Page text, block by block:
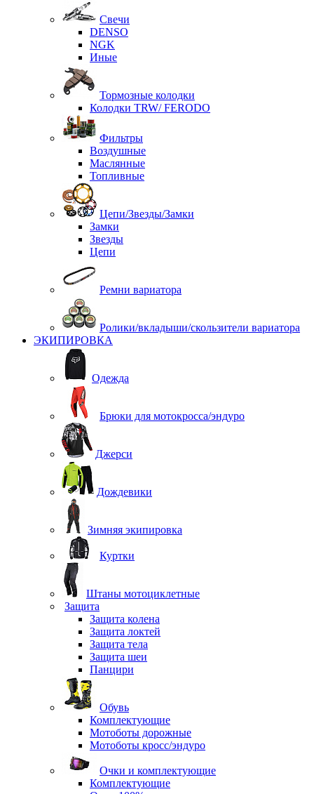
Свечи
DENSO
NGK
Иные
Тормозные колодки
Колодки TRW/ FERODO
Фильтры
Воздушные
Маслянные
Топливные
Цепи/Звезды/Замки
Замки
Звезды
Цепи
Ремни вариатора
Ролики/вкладыши/скользители вариатора
ЭКИПИРОВКА
Одежда
Брюки для мотокросса/эндуро
Джерси
Дождевики
Зимняя экипировка
Куртки
Штаны мотоциклетные
Защита
Защита колена
Защита локтей
Защита тела
Защита шеи
Панцири
Обувь
Комплектующие
Мотоботы дорожные
Мотоботы кросс/эндуро
Очки и комплектующие
Комплектующие